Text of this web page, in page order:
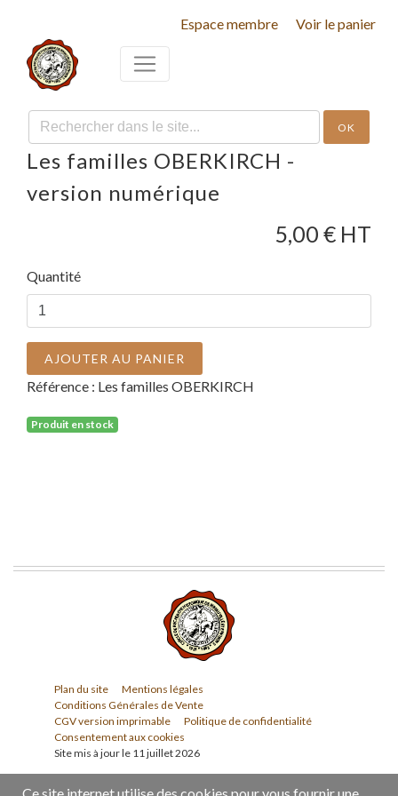
Espace membre Voir le panier
OK
Les familles OBERKIRCH -
version numérique
5,00 € HT
Quantité
AJOUTER AU PANIER
Référence : Les familles OBERKIRCH
Produit en stock
Plan du site
Mentions légales
Conditions Générales de Vente
CGV version imprimable
Politique de confidentialité
Consentement aux cookies
Site mis à jour le 11 juillet 2026